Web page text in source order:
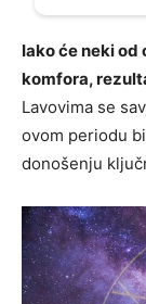
Iako će neki
komfora,
Lavovima se
ovom periodu
donošenju